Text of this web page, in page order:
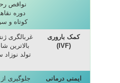
نواقص
دوره
کوتاه و
کمک باروری
(IVF)
غربالگری
بالاترین
تولد نوزاد
ایمنی درمانی
جلوگیری